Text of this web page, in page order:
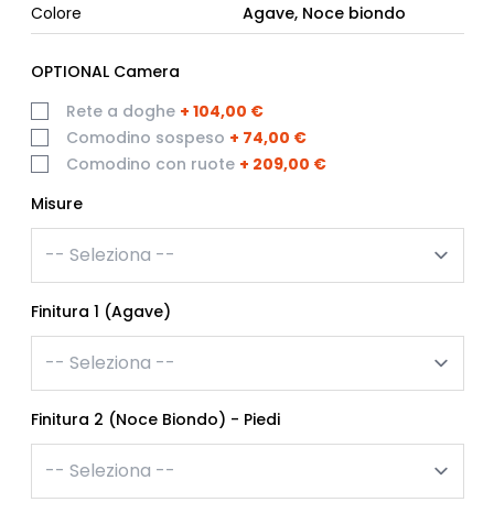
Colore
Agave, Noce biondo
OPTIONAL Camera
Rete a doghe + 104,00 €
Comodino sospeso + 74,00 €
Comodino con ruote + 209,00 €
Misure
Finitura 1 (Agave)
Finitura 2 (Noce Biondo) - Piedi